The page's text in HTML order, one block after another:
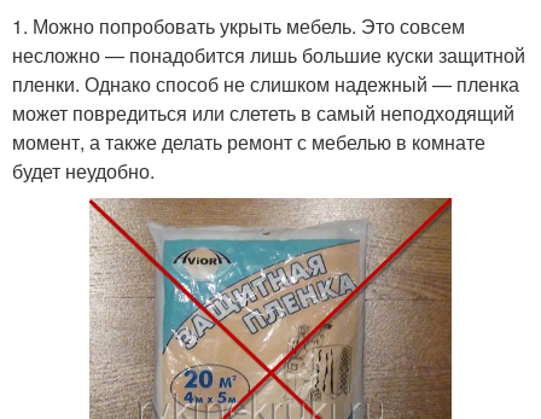
1. Можно попробовать укрыть мебель. Это совсем
несложно — понадобится лишь большие куски защитной
пленки. Однако способ не слишком надежный — пленка
может повредиться или слететь в самый неподходящий
момент, а также делать ремонт с мебелью в комнате
будет неудобно.